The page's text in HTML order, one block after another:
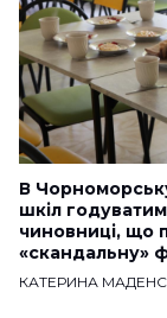
В
шкіл
чиновниці, що
«скандальну»
КАТЕРИНА МАДЕНС